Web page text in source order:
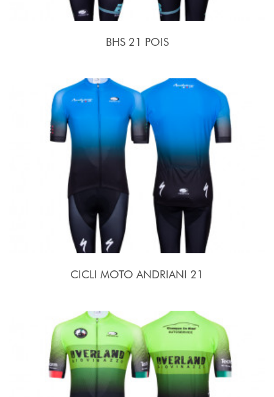
BHS 21 POIS
CICLI MOTO ANDRIANI 21